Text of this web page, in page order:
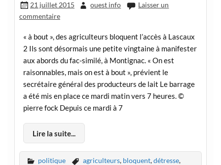
21 juillet 2015 ouest info
Laisser un
commentaire
« à bout », des agriculteurs bloquent l’accès à Lascaux
2 Ils sont désormais une petite vingtaine à manifester
aux abords du fac-similé, à Montignac. « On est
raisonnables, mais on est à bout », prévient le
secrétaire général des producteurs de lait Le barrage
a été mis en place ce mardi matin vers 7 heures. ©
pierre fock Depuis ce mardi à 7
Lire la suite...
politique agriculteurs, bloquent,détresse,